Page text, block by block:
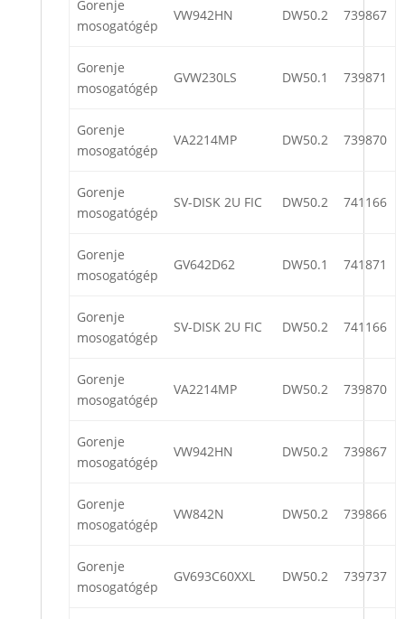
Gorenje
mosogatógép
VW942HN DW50.2 739867
Gorenje
mosogatógép
GVW230LS DW50.1 739871
Gorenje
mosogatógép
VA2214MP DW50.2 739870
Gorenje
mosogatógép
SV-DISK 2U FIC DW50.2 741166
Gorenje
mosogatógép
GV642D62 DW50.1 741871
Gorenje
mosogatógép
SV-DISK 2U FIC DW50.2 741166
Gorenje
mosogatógép
VA2214MP DW50.2 739870
Gorenje
mosogatógép
VW942HN DW50.2 739867
Gorenje
mosogatógép
VW842N DW50.2 739866
Gorenje
mosogatógép
GV693C60XXL DW50.2 739737